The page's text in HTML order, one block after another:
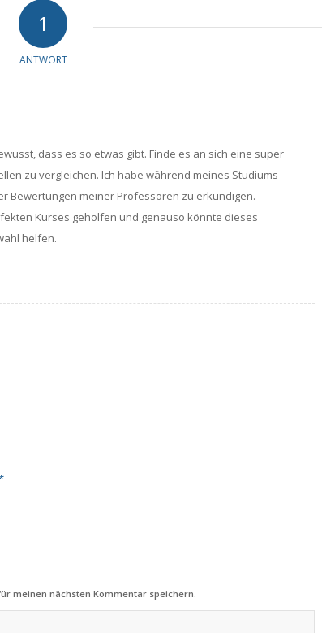
1
ANTWORT
dass es so etwas gibt. Finde es an sich eine super
zu vergleichen. Ich habe während meines Studiums
Bewertungen meiner Professoren zu erkundigen.
Kurses geholfen und genauso könnte dieses
helfen.
meinen nächsten Kommentar speichern.